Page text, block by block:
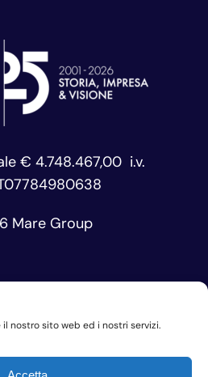
nostro sito web ed i nostri servizi.
€ 4.748.467,00 i.v.
Mare Group
Policy
Cookie Policy